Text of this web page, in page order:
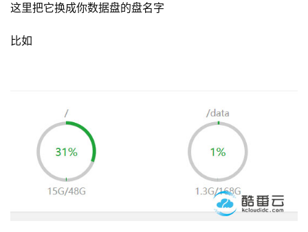
这里把它换成你数据盘的盘名字
比如